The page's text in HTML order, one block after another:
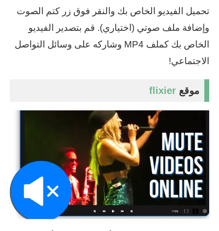
تحميل الفيديو الخاص بك والنقر فوق زر كتم الصوت
وإضافة ملف صوتي (اختياري). قم بتصدير الفيديو
الخاص بك كملف MP4 وشاركه على وسائل التواصل
الاجتماعي!
موقع flixier